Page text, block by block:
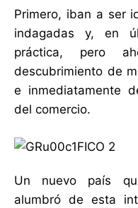
Primero, iban a ser
indagadas y, en
práctica, pero
descubrimiento de
e inmediatamente
del comercio.
Un nuevo país
alumbró de esta